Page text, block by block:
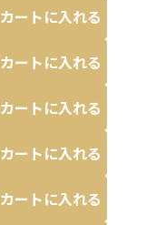
カートに入れる
カートに入れる
カートに入れる
カートに入れる
カートに入れる